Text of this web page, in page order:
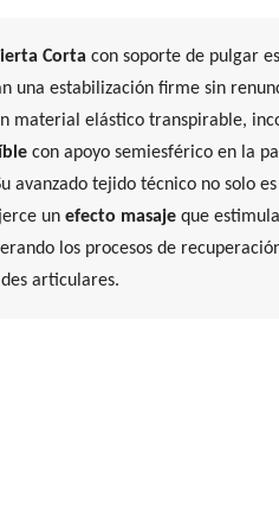
Corta con soporte de pulgar
una estabilización firme sin
material elástico transpirable,
con apoyo semiesférico en la
avanzado tejido técnico no solo es
unefecto masaje que
los procesos de
articulares.